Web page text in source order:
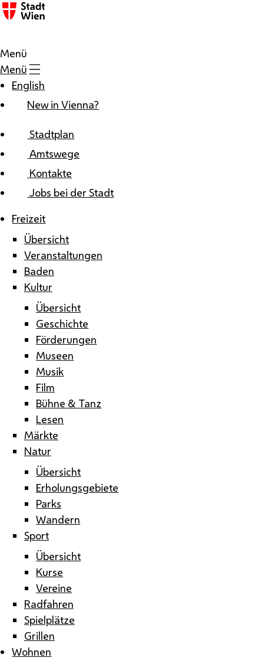
Zum Inhalt
Menü
Menü
English
New in Vienna?
Stadtplan
Amtswege
Kontakte
Jobs bei der Stadt
Freizeit
Übersicht
Veranstaltungen
Baden
Kultur
Übersicht
Geschichte
Förderungen
Museen
Musik
Film
Bühne & Tanz
Lesen
Märkte
Natur
Übersicht
Erholungsgebiete
Parks
Wandern
Sport
Übersicht
Kurse
Vereine
Radfahren
Spielplätze
Grillen
Wohnen